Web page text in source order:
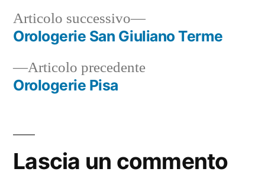
Navigazione
articoli
Articolo precedenteArticolo
Orologerie Pisa
Articolo successivo
Articolo
successivo:
Orologerie San Giuliano Terme
Lascia un commento